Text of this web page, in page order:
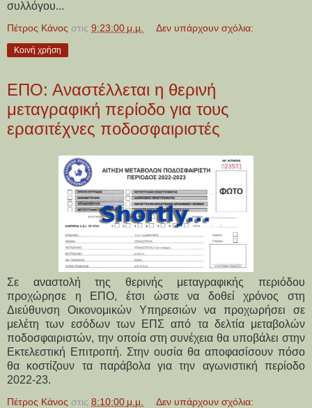
συλλόγου...
Πέτρος Κάνος στις 9:23:00 μ.μ. Δεν υπάρχουν σχόλια:
Κοινή χρήση
ΕΠΟ: Αναστέλλεται η θερινή
μεταγραφική περίοδο για τους
ερασιτέχνες ποδοσφαιριστές
Σε αναστολή της θερινής μεταγραφικής περιόδου
προχώρησε η ΕΠΟ, έτσι ώστε να δοθεί χρόνος στη
Διεύθυνση Οικονομικών Υπηρεσιών να προχωρήσει σε
μελέτη των εσόδων των ΕΠΣ από τα δελτία μεταβολών
ποδοσφαιριστών, την οποία στη συνέχεια θα υποβάλει στην
Εκτελεστική Επιτροπή. Στην ουσία θα αποφασίσουν πόσο
θα κοστίζουν τα παράβολα για την αγωνιστική περίοδο
2022-23.
Πέτρος Κάνος στις 8:10:00 μ.μ. Δεν υπάρχουν σχόλια: